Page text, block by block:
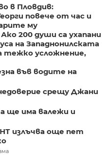
в Пловдив:
повече от час и
му
200 души са ухапани
на Западнонилската
тежко усложнение,
във водите на
срещу Джани
ще има валежи и
излъчва още пет